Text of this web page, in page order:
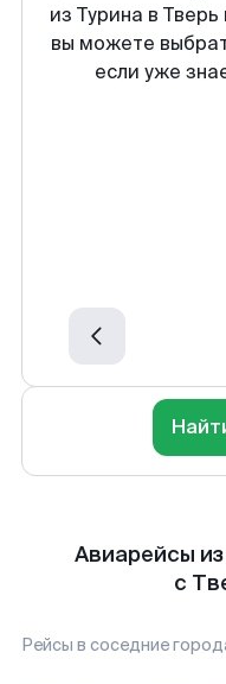
из Турина в
вы можете
если уже
Авиарейсы
с
Рейсы в соседние